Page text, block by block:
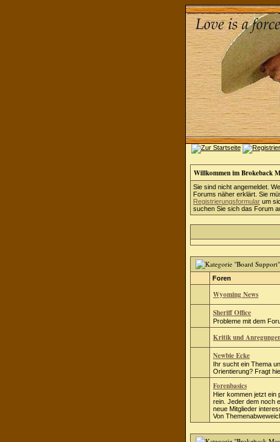
Willkommen im Brokeback
Sie sind nicht angemeldet.
Forums näher erklärt. Sie
Registrierungsformular um
suchen Sie sich das Forum
Foren
Wyoming News
Sheriff Office
Probleme mit dem
Kritik und
Newbie Ecke
Ihr sucht ein Thema
Orientierung? Fragt
Forenbasics
Hier kommen jetzt ein
rein. Jeder dem noch
neue Mitglieder
Von